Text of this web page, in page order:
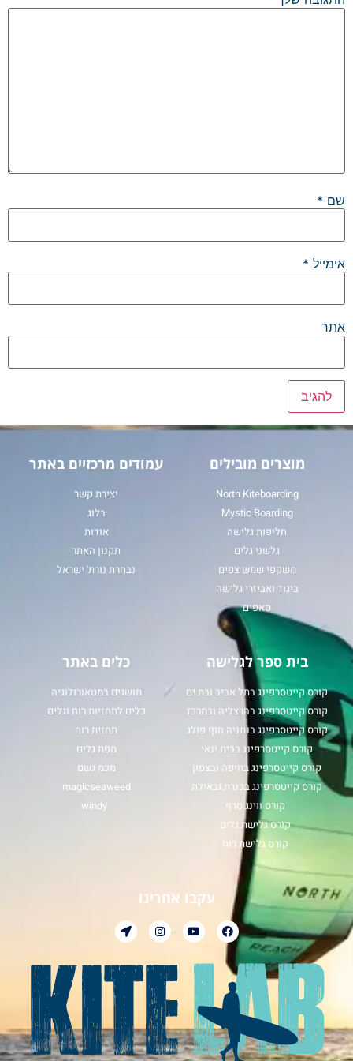
שם *
אימייל *
אתר
מוצרים מובילים
North Kiteboarding
Mystic Boarding
חליפות גלישה
גלשני גלים
משקפי שמש צפים
ביגוד ואביזרי גלישה
סאפים
עמודים מרכזיים באתר
יצירת קשר
בלוג
אודות
תקנון האתר
נבחרת נורת' ישראל
בית ספר לגלישה
קורס קייטסרפינג בתל אביב ובת ים
קורס קייטסרפינג בהרצליה ובמרכז
קורס קייטסרפינג בנתניה חוף פולג
קורס קייטסרפינג בבית ינאי
קורס קייטסרפינג בחיפה ובצפון
קורס קייטסרפינג בכנרת ובאילת
קורס ווינג סרף
קורס גלישת גלים
קורס גלישת רוח
כלים באתר
מושגים במטאורולוגיה
כלים לתחזיות רוח וגלים
תחזית רוח
מפת גלים
מכמ גשם
magicseaweed
windy
עקבו אחרינו